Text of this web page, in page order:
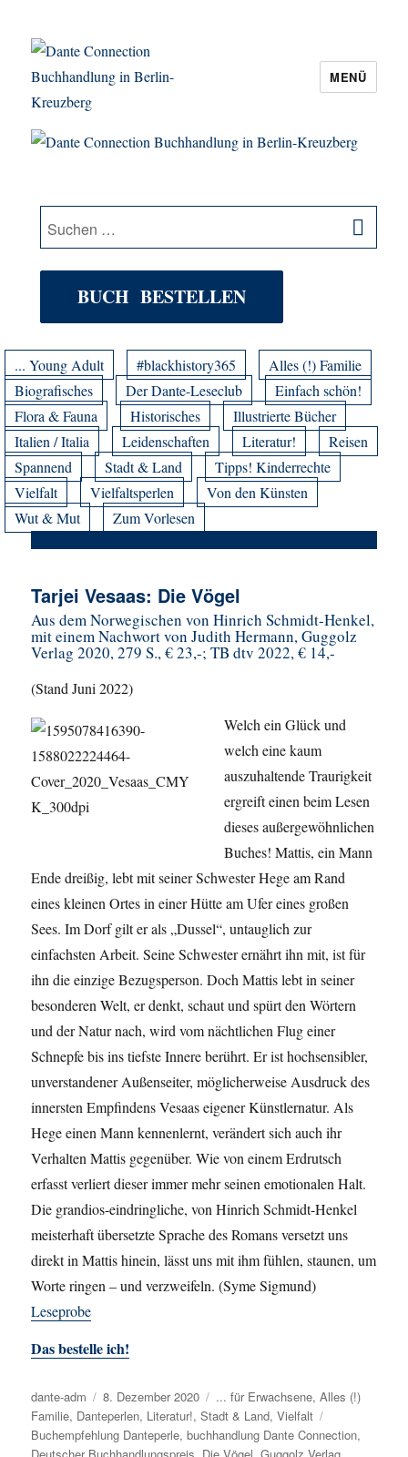
Dante Connection Buchhandlung in
MENÜ
Suche
nach:
BUCH BESTELLEN
... Young Adult #blackhistory365
Alles (!) Familie
Biografisches
Der Dante-Leseclub
Einfach schön!
Flora & Fauna
Historisches
Illustrierte Bücher
Italien / Italia
Leidenschaften Literatur!
Reisen
Spannend
Stadt & Land
Tipps! Kinderrechte
Vielfalt
Vielfaltsperlen
Von den Künsten
Wut & Mut
Zum Vorlesen
Tarjei Vesaas: Die Vögel
Aus dem Norwegischen von Hinrich Schmidt-Henkel,
mit einem Nachwort von Judith Hermann, Guggolz
Verlag 2020, 279 S., € 23,-; TB dtv 2022, € 14,-
(Stand Juni 2022)
Welch ein Glück und
welch eine kaum
auszuhaltende Traurigkeit
ergreift einen beim Lesen
dieses außergewöhnlichen
Buches! Mattis, ein Mann
Ende dreißig, lebt mit seiner Schwester Hege am Rand
eines kleinen Ortes in einer Hütte am Ufer eines großen
Sees. Im Dorf gilt er als „Dussel“, untauglich zur
einfachsten Arbeit. Seine Schwester ernährt ihn mit, ist für
ihn die einzige Bezugsperson. Doch Mattis lebt in seiner
besonderen Welt, er denkt, schaut und spürt den Wörtern
und der Natur nach, wird vom nächtlichen Flug einer
Schnepfe bis ins tiefste Innere berührt. Er ist hochsensibler,
unverstandener Außenseiter, möglicherweise Ausdruck des
innersten Empfindens Vesaas eigener Künstlernatur. Als
Hege einen Mann kennenlernt, verändert sich auch ihr
Verhalten Mattis gegenüber. Wie von einem Erdrutsch
erfasst verliert dieser immer mehr seinen emotionalen Halt.
Die grandios-eindringliche, von Hinrich Schmidt-Henkel
meisterhaft übersetzte Sprache des Romans versetzt uns
direkt in Mattis hinein, lässt uns mit ihm fühlen, staunen, um
Worte ringen – und verzweifeln. (Syme Sigmund)
Leseprobe
Das bestelle ich!
Autor
dante-adm
Veröffentlicht
am
8. Dezember 2020 Kategorien
... für Erwachsene,Alles (!)
Familie, Danteperlen, Literatur!,Stadt & Land,Vielfalt
Buchempfehlung Danteperle,buchhandlung Dante Connection,